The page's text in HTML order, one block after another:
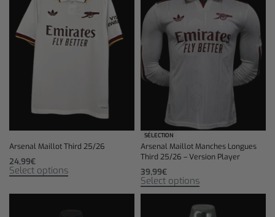
Arsenal Maillot Third 25/26
24,99€
Select options
SÉLECTION
Arsenal Maillot Manches Longues
Third 25/26 – Version Player
39,99€
Select options